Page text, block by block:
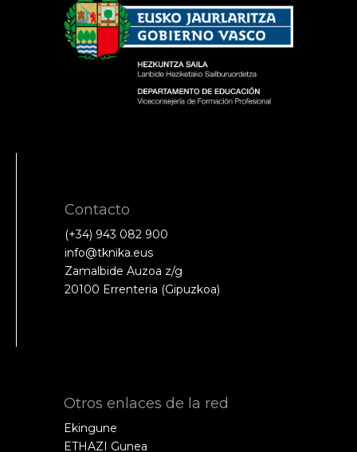
Contacto
(+34) 943 082 900
info@tknika.eus
Zamalbide Auzoa z/g
20100 Errenteria (Gipuzkoa)
Otros enlaces de la red
Ekingune
ETHAZI Gunea